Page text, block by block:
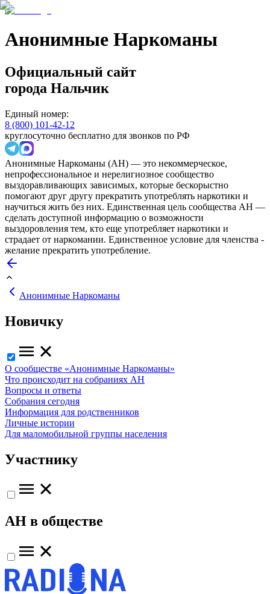
Анонимные Наркоманы
Официальный сайт
города Нальчик
Единый номер:
8 (800) 101-42-12
круглосуточно бесплатно для звонков по РФ
Анонимные Наркоманы (АН) — это некоммерческое,
непрофессиональное и нерелигиозное сообщество
выздоравливающих зависимых, которые бескорыстно
помогают друг другу прекратить употреблять наркотики и
научиться жить без них. Единственная цель сообщества АН —
сделать доступной информацию о возможности
выздоровления тем, кто еще употребляет наркотики и
страдает от наркомании. Единственное условие для членства -
желание прекратить употребление.
Анонимные Наркоманы
Новичку
О сообществе «Анонимные Наркоманы»
Что происходит на собраниях АН
Вопросы и ответы
Собрания сегодня
Информация для родственников
Личные истории
Для маломобильной группы населения
Участнику
АН в обществе